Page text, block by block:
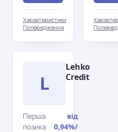
Характеристики
Попередження
L
Lehko
Credit
Перша
позика
від
0,94%/